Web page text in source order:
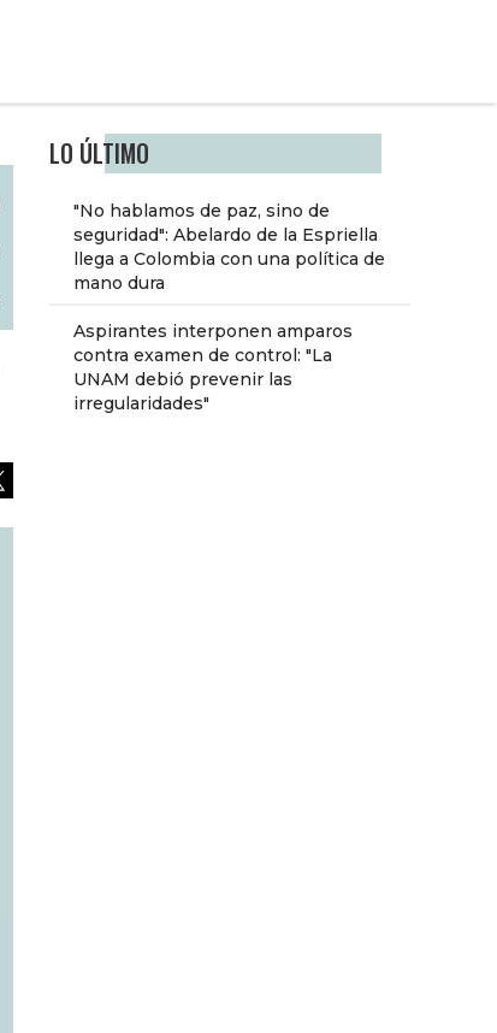
LO ÚLTIMO
"No hablamos de paz, sino de
seguridad": Abelardo de la Espriella
llega a Colombia con una política de
mano dura
Aspirantes interponen amparos
contra examen de control: "La
UNAM debió prevenir las
irregularidades"